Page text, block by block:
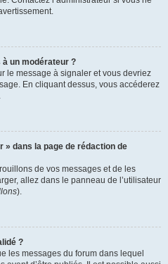
un modérateur ?
le message à signaler et vous devriez
En cliquant dessus, vous accéderez
» dans la page de rédaction de
de vos messages et de les
allez dans le panneau de l’utilisateur
).
?
les messages du forum dans lequel